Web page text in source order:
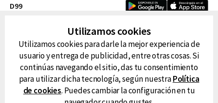
D99
FM Tu
RG Deportiva
Classic FM
Utilizamos cookies
Utilizamos cookies para darle la mejor experiencia de
usuario y entrega de publicidad, entre otras cosas. Si
continúas navegando el sitio, das tu consentimiento
para utilizar dicha tecnología, según nuestraPolítica
de cookies. Puedes cambiar la configuración en tu